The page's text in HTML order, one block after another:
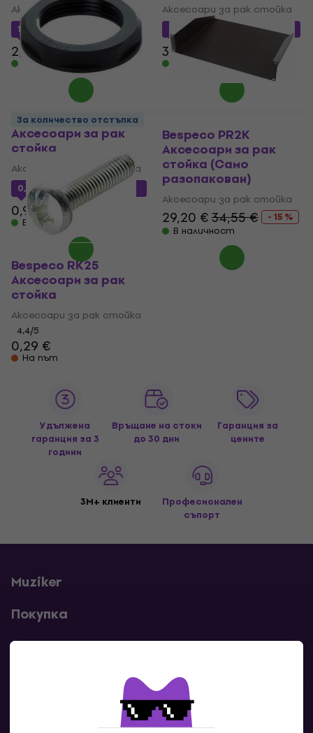
Аксесоари за рак стойка
1,35 €с код MUZMUZ-35
2,19 €
В наличност
Аксесоари за рак стойка
2,42 € MUZMUZ-20
3,19 €
В наличност
Bespeco CND21
Аксесоари за рак
стойка
Аксесоари за рак стойка
0,55 €с кодMUZMUZ-40
0,99 €
В наличност
Bespeco PR2K
Аксесоари за рак
стойка (Само
разопакован)
Аксесоари за рак стойка
29,20 €34,55 €
- 15 %
В наличност
За количество отстъпка
Bespeco RK25
Аксесоари за рак
стойка
Аксесоари за рак стойка
4,4/5
0,29 €
На път
Удължена
гаранция за 3
години
Връщане на стоки
до 30 дни
Гаранция за
цените
3M+ клиенти
Професионален
съпорт
Muziker
Покупка
Полезни линкове
Контакти